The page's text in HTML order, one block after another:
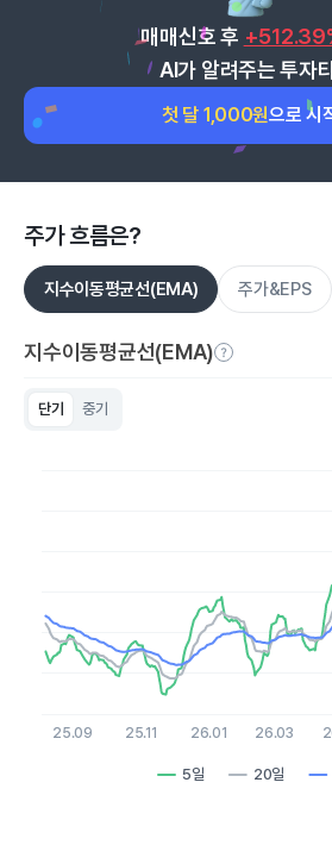
매매신호 후
AI가 알려주는 투자
첫 달 1,000원으로 시
주가 흐름은?
지수이동평균선(EMA) 주가&EPS
지수이동평균선(EMA)
단기 중기
The chart has 1 X axis displaying
The chart has 1 Y axis displaying
5일 20일
25.09 25.11 26.01 26.03